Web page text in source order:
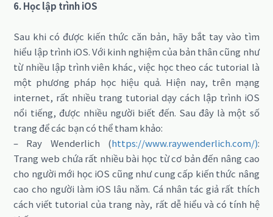
6. Học lập trình iOS
Sau khi có được kiến thức căn bản, hãy bắt tay vào tìm
hiểu lập trình iOS. Với kinh nghiệm của bản thân cũng như
từ nhiều lập trình viên khác, việc học theo các tutorial là
một phương pháp học hiệu quả. Hiện nay, trên mạng
internet, rất nhiều trang tutorial dạy cách lập trình iOS
nổi tiếng, được nhiều người biết đến. Sau đây là một số
trang để các bạn có thể tham khảo:
– Ray Wenderlich (https://www.raywenderlich.com/):
Trang web chứa rất nhiều bài học từ cơ bản đến nâng cao
cho người mới học iOS cũng như cung cấp kiến thức nâng
cao cho người làm iOS lâu năm. Cá nhân tác giả rất thích
cách viết tutorial của trang này, rất dễ hiểu và có tính hệ